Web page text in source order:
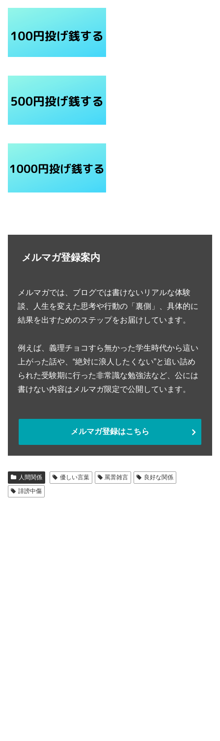
メルマガ登録案内
メルマガでは、ブログでは書けないリアルな体験
談、人生を変えた思考や行動の「裏側」、具体的に
結果を出すためのステップをお届けしています。
例えば、義理チョコすら無かった学生時代から這い
上がった話や、“絶対に浪人したくない”と追い詰め
られた受験期に行った非常識な勉強法など、公には
書けない内容はメルマガ限定で公開しています。
メルマガ登録はこちら
人間関係 優しい言葉 罵詈雑言
良好な関係
誹謗中傷